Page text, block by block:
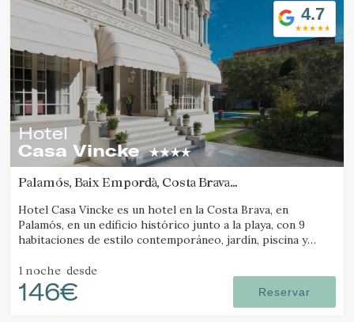
4.7
Hotel
Casa Vincke
Palamós, Baix Empordà, Costa Brava
Hotel Casa Vincke es un hotel en la Costa Brava, en
Palamós, en un edificio histórico junto a la playa, con 9
habitaciones de estilo contemporáneo, jardín, piscina y
1 noche desde
146€ Reservar